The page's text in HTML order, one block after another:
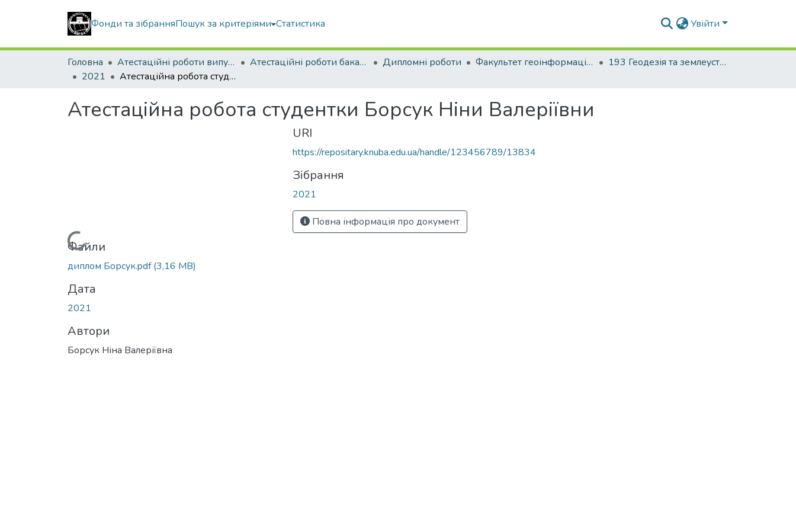
Фонди та зібранняПошук за критеріями Статистика Увійти
Головна Атестаційні роботи випускників Атестаційні роботи бакалаврів Дипломні роботи Факультет геоінформаційних систем та управління територіями
193 Геодезія та землеустрій. Геоінформаційні системи і технології
2021
Атестаційна робота студентки Борсук Ніни Валеріївни
Атестаційна робота студентки Борсук Ніни Валеріївни
Вантажиться...
Файли
диплом Борсук.pdf(3,16 MB)
Дата
2021
Автори
Борсук Ніна Валеріївна
URI
https://repositary.knuba.edu.ua/handle/123456789/13834
Зібрання
2021
Повна інформація про документ